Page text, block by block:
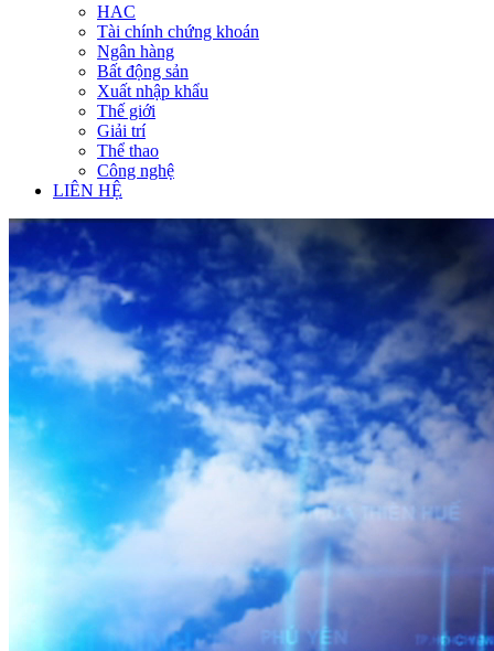
HAC
Tài chính chứng khoán
Ngân hàng
Bất động sản
Xuất nhập khẩu
Thế giới
Giải trí
Thể thao
Công nghệ
LIÊN HỆ